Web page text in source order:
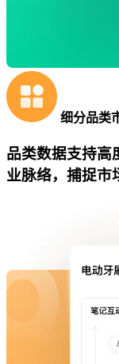
细分品类
品类数据支持高
业脉络，捕捉市